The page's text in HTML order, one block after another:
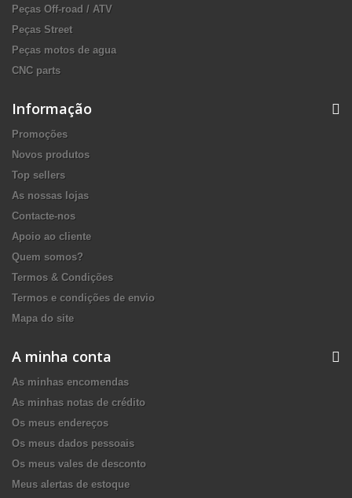
Peças Off-road / ATV
Peças Street
Peças motos de agua
CNC parts
Informação
Promoções
Novos produtos
Top sellers
As nossas lojas
Contacte-nos
Apoio ao cliente
Quem somos?
Termos & Condições
Termos e condições de envio
Mapa do site
A minha conta
As minhas encomendas
As minhas notas de crédito
Os meus endereços
Os meus dados pessoais
Os meus vales de desconto
Meus alertas de estoque